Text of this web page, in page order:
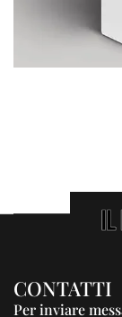
CONTATTI
Per inviare